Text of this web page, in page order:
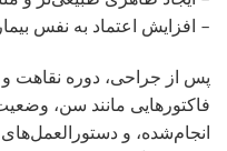
– افزایش اعتماد به نفس بیمار
پس از جراحی، دوره نقاهت و
فاکتورهایی مانند سن،
انجام‌شده، و